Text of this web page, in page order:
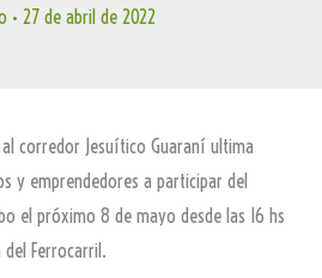
• 27 de abril de 2022
corredor Jesuítico Guaraní ultima
y emprendedores a participar del
el próximo 8 de mayo desde las 16 hs
Ferrocarril.